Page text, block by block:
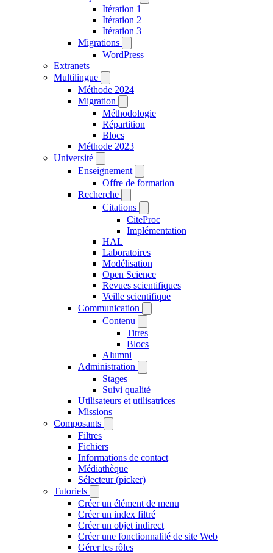
Itération 1
Itération 2
Itération 3
Migrations
WordPress
Extranets
Multilingue
Méthode 2024
Migration
Méthodologie
Répartition
Blocs
Méthode 2023
Université
Enseignement
Offre de formation
Recherche
Citations
CiteProc
Implémentation
HAL
Laboratoires
Modélisation
Open Science
Revues scientifiques
Veille scientifique
Communication
Contenu
Titres
Blocs
Alumni
Administration
Stages
Suivi qualité
Utilisateurs et utilisatrices
Missions
Composants
Filtres
Fichiers
Informations de contact
Médiathèque
Sélecteur (picker)
Tutoriels
Créer un élément de menu
Créer un index filtré
Créer un objet indirect
Créer une fonctionnalité de site Web
Gérer les rôles